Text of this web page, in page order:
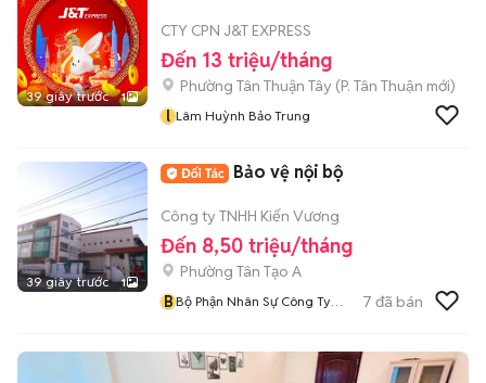
39 giây trước 1
CTY CPN J&T EXPRESS
Đến 13 triệu/tháng
Phường Tân Thuận Tây (P. Tân Thuận mới)
l Lâm Huỳnh Bảo Trung
39 giây trước 1
Bảo vệ nội bộ
Công ty TNHH Kiến Vương
Đến 8,50 triệu/tháng
Phường Tân Tạo A
BBộ Phận Nhân Sự Công Ty
7 đã bán